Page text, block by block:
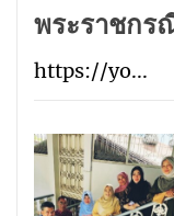
พระราชกร
https://yo...